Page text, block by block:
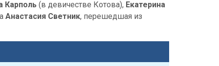
Карполь (в девичестве Котова), Екатерина
Анастасия Светник, перешедшая из